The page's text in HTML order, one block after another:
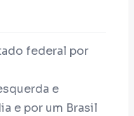
federal por
e
e por um Brasil